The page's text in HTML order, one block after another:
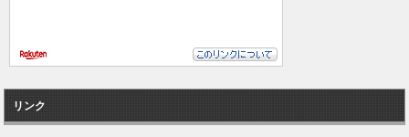
リンク